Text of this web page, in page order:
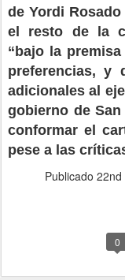
de Yordi
el resto de la
“bajo la
preferencias, y
adicionales al
gobierno de
conformar el
pese a las
Publicado 22nd
0